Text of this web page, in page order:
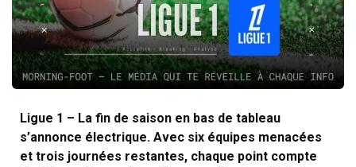
Ligue 1 – La fin de saison en bas de tableau
s’annonce électrique. Avec six équipes menacées
et trois journées restantes, chaque point compte